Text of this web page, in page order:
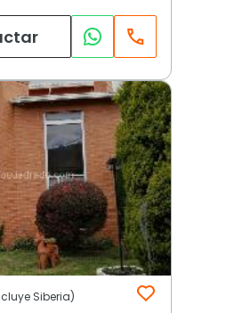
Siberia)